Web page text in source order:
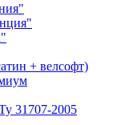
+ велсофт)
31707-2005